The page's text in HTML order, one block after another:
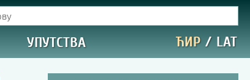
УПУТСТВА ЋИР / LAT